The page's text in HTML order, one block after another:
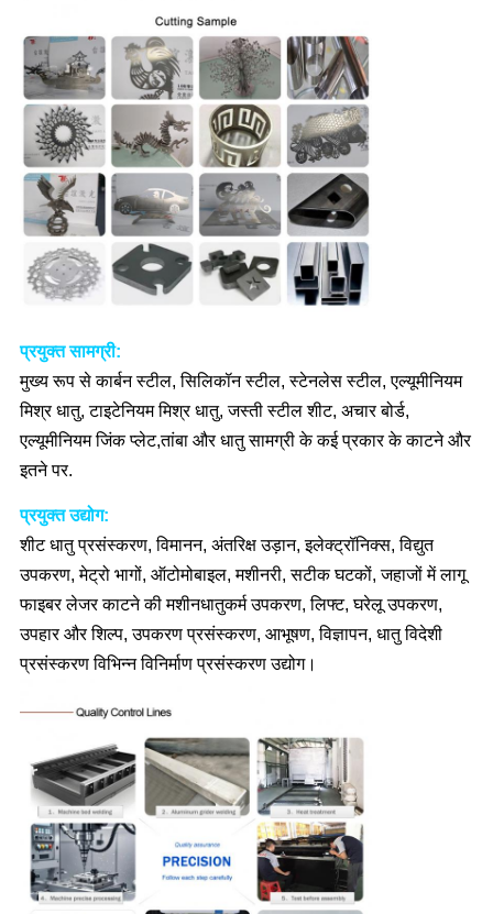
प्रयुक्त सामग्री:
मुख्य रूप से कार्बन स्टील, सिलिकॉन स्टील, स्टेनलेस स्टील, एल्यूमीनियम
मिश्र धातु, टाइटेनियम मिश्र धातु, जस्ती स्टील शीट, अचार बोर्ड,
एल्यूमीनियम जिंक प्लेट,तांबा और धातु सामग्री के कई प्रकार के काटने और
इतने पर.
प्रयुक्त उद्योग:
शीट धातु प्रसंस्करण, विमानन, अंतरिक्ष उड़ान, इलेक्ट्रॉनिक्स, विद्युत
उपकरण, मेट्रो भागों, ऑटोमोबाइल, मशीनरी, सटीक घटकों, जहाजों में लागू
फाइबर लेजर काटने की मशीनधातुकर्म उपकरण, लिफ्ट, घरेलू उपकरण,
उपहार और शिल्प, उपकरण प्रसंस्करण, आभूषण, विज्ञापन, धातु विदेशी
प्रसंस्करण विभिन्न विनिर्माण प्रसंस्करण उद्योग।